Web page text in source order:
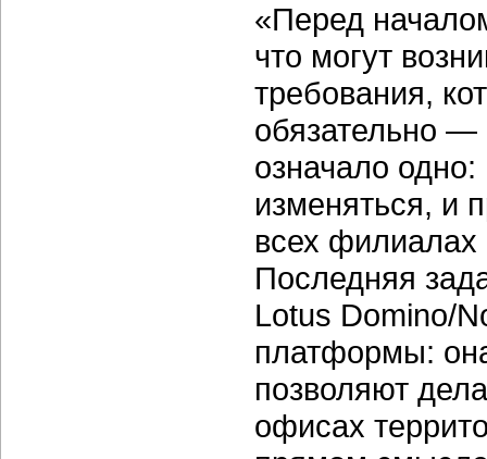
«Перед
что могут
требования,
обязательно —
означало
изменяться, и
всех филиалах
Последняя
Lotus Domino/
платформы:
позволяют
офисах